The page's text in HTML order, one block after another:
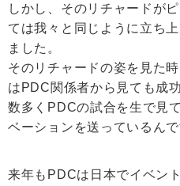
しかし、そのリチャードが
ては我々と同じように立ち
ました。
そのリチャードの姿を見た
はPDC関係者から見ても成
数多くPDCの試合を生で見
ベーションを送っているんで
来年もPDCは日本でイベン